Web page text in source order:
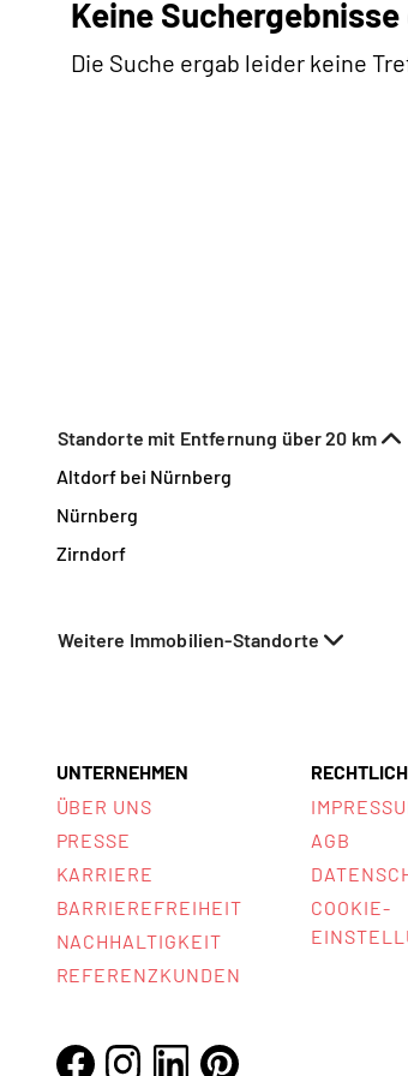
Keine
Die Suche ergab leider keine
Standorte mit Entfernung über 20 km
Altdorf bei Nürnberg
Nürnberg
Zirndorf
Weitere Immobilien-Standorte
UNTERNEHMEN
ÜBER UNS
PRESSE
KARRIERE
BARRIEREFREIHEIT
NACHHALTIGKEIT
REFERENZKUNDEN
AGB
COOKIE-